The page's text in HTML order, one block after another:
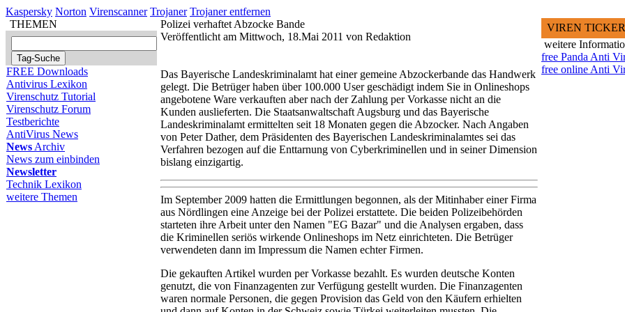
Kaspersky Norton Virenscanner Trojaner Trojaner entfernen
THEMEN
FREE Downloads
Antivirus Lexikon
Virenschutz Tutorial
Virenschutz Forum
Testberichte
AntiVirus News
News Archiv
News zum einbinden
Newsletter
Technik Lexikon
weitere Themen
Polizei verhaftet Abzocke Bande
Veröffentlicht am Mittwoch, 18.Mai 2011 von Redaktion
Das Bayerische Landeskriminalamt hat einer gemeine Abzockerbande das Handwerk
gelegt. Die Betrüger haben über 100.000 User geschädigt indem Sie in Onlineshops
angebotene Ware verkauften aber nach der Zahlung per Vorkasse nicht an die
Kunden auslieferten. Die Staatsanwaltschaft Augsburg und das Bayerische
Landeskriminalamt ermittelten seit 18 Monaten gegen die Abzocker. Nach Angaben
von Peter Dather, dem Präsidenten des Bayerischen Landeskriminalamtes sei das
Verfahren bezogen auf die Enttarnung von Cyberkriminellen und in seiner Dimension
bislang einzigartig.
Im September 2009 hatten die Ermittlungen begonnen, als der Mitinhaber einer Firma
aus Nördlingen eine Anzeige bei der Polizei erstattete. Die beiden Polizeibehörden
starteten ihre Arbeit unter den Namen "EG Bazar" und die Analysen ergaben, dass
die Kriminellen seriös wirkende Onlineshops im Netz einrichteten. Die Betrüger
verwendeten dann im Impressum die Namen echter Firmen.
Die gekauften Artikel wurden per Vorkasse bezahlt. Es wurden deutsche Konten
genutzt, die von Finanzagenten zur Verfügung gestellt wurden. Die Finanzagenten
waren normale Personen, die gegen Provision das Geld von den Käufern erhielten
VIREN TICKER
weitere
free Panda Anti
free online Anti